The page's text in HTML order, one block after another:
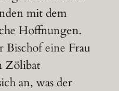
mit dem
Hoffnungen.
Bischof eine Frau
Zölibat
an, was der